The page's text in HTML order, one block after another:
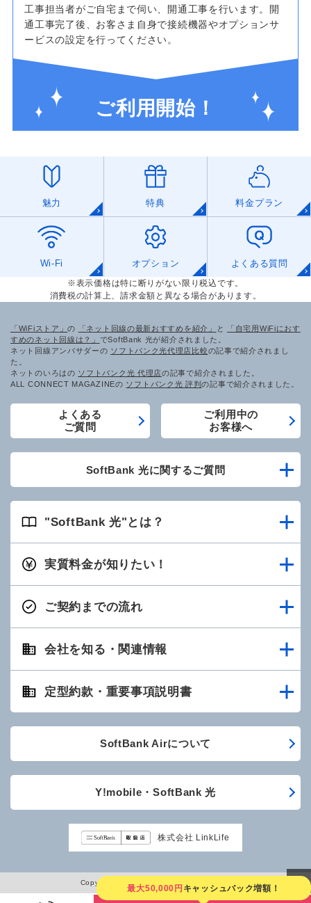
工事担当者がご自宅まで伺い、開通工事を行います。開
通工事完了後、お客さま自身で接続機器やオプションサ
ービスの設定を行ってください。
ご利用開始！
魅力 特典 料金プラン
Wi-Fi オプション よくある質問
※表示価格は特に断りがない限り税込です。
消費税の計算上、請求金額と異なる場合があります。
「WiFiストア」の 「ネット回線の最新おすすめを紹介」 と
「自宅用WiFiにおす
すめのネット回線は？」 でSoftBank 光が紹介されました。
ネット回線アンバサダーの ソフトバンク光代理店比較の記事で紹介されまし
た。
ネットのいろはの ソフトバンク光 代理店の記事で紹介されました。
ALL CONNECT MAGAZINEの ソフトバンク光 評判の記事で紹介されました。
よくある
ご質問
ご利用中の
お客様へ
SoftBank 光に関するご質問
"SoftBank 光"とは？
実質料金が知りたい！
ご契約までの流れ
会社を知る・関連情報
定型約款・重要事項説明書
SoftBank Airについて
Y!mobile・SoftBank 光
株式会社 LinkLife
Copyright © LinkLife All Rights Reserved.
最大50,000円 キャッシュバック増額！